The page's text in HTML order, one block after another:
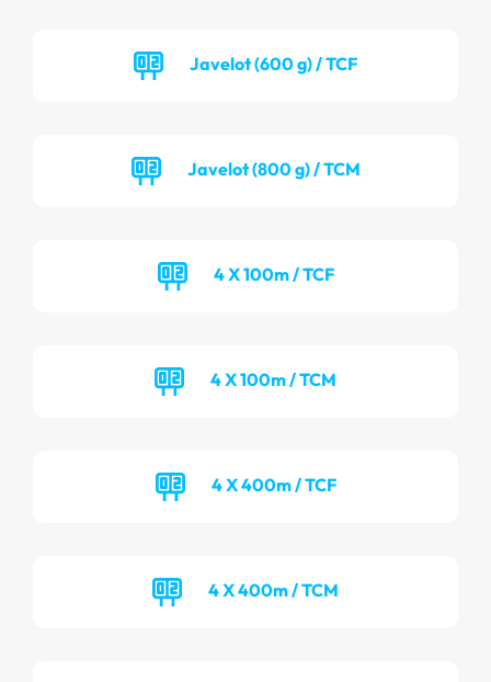
Javelot (600 g) / TCF
Javelot (800 g) / TCM
4 X 100m / TCF
4 X 100m / TCM
4 X 400m / TCF
4 X 400m / TCM